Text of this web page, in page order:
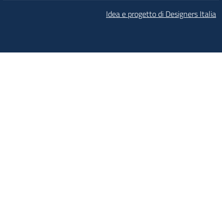
Idea e progetto di Designers Italia